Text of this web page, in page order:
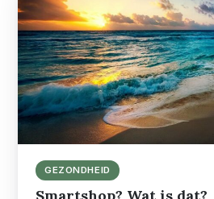
GEZONDHEID